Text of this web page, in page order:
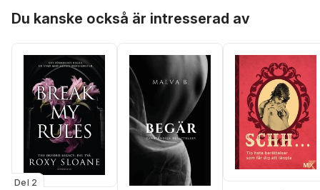
Du kanske också är intresserad av
Del 2